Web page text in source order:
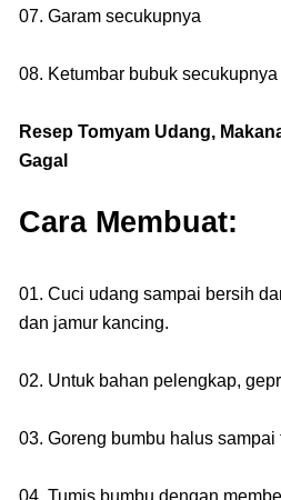
07. Garam secukupnya
08. Ketumbar bubuk secukupnya
Resep Tomyam Udang,
Gagal
Cara Membuat:
01. Cuci udang sampai bersih
dan jamur kancing.
02. Untuk bahan pelengkap,
03. Goreng bumbu halus
04. Tumis bumbu dengan